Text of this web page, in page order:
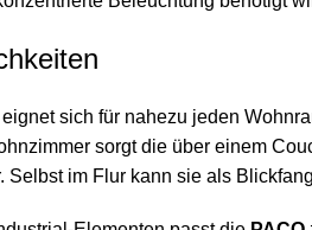
sich für nahezu jeden
sorgt die über einem
im Flur kann sie als